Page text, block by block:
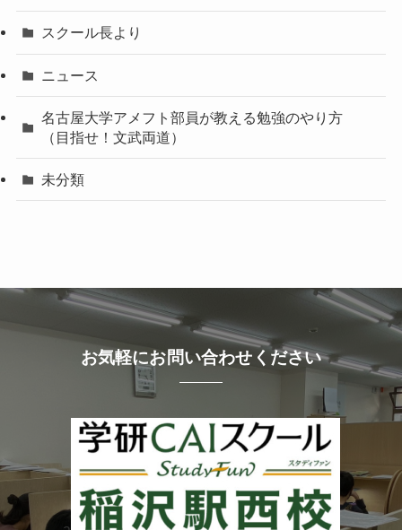
スクール長より
ニュース
名古屋大学アメフト部員が教える勉強のやり方
（目指せ！文武両道）
未分類
お気軽にお問い合わせください